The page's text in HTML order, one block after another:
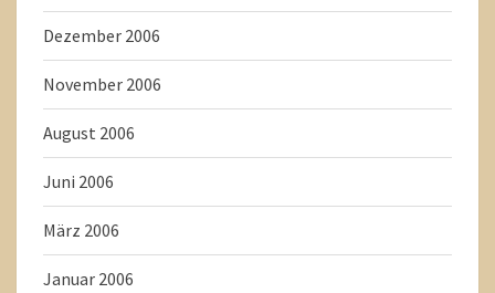
Dezember 2006
November 2006
August 2006
Juni 2006
März 2006
Januar 2006